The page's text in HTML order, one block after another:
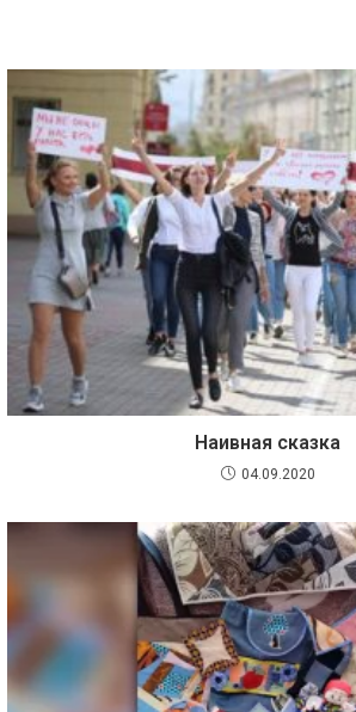
Наивная сказка
04.09.2020